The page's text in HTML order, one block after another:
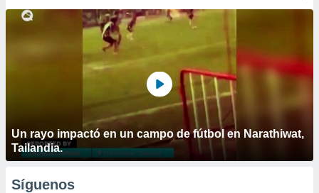
Un rayo impactó en un campo de fútbol en Narathiwat,
Tailandia.
Síguenos